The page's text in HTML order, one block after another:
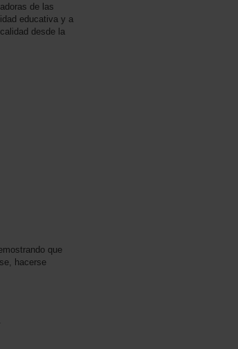
de las
educativa y a
desde la
que
hacerse